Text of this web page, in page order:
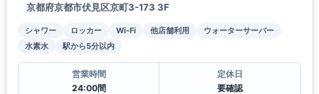
京都府京都市伏見区京町3-173 3F
シャワー ロッカー Wi-Fi 他店舗利用
ウォーターサーバー
水素水
駅から5分以内
営業時間
24:00間
定休日
要確認